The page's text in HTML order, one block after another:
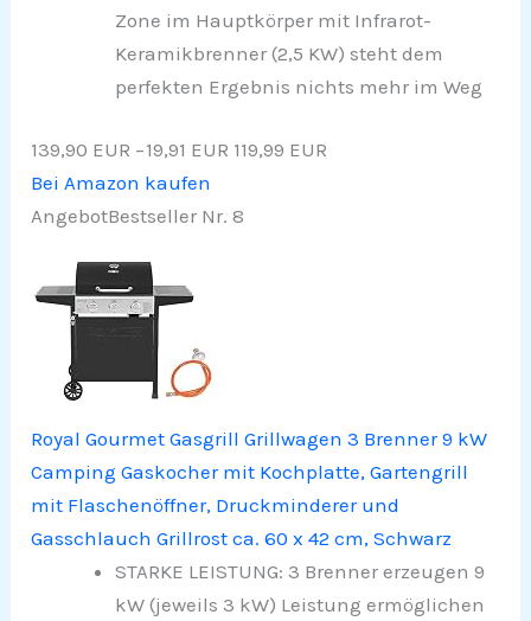
Zone im Hauptkörper mit Infrarot-
Keramikbrenner (2,5 KW) steht dem
perfekten Ergebnis nichts mehr im Weg
139,90 EUR −19,91 EUR 119,99 EUR
Bei Amazon kaufen
AngebotBestseller Nr. 8
Royal Gourmet Gasgrill Grillwagen 3 Brenner 9 kW
Camping Gaskocher mit Kochplatte, Gartengrill
mit Flaschenöffner, Druckminderer und
Gasschlauch Grillrost ca. 60 x 42 cm, Schwarz
STARKE LEISTUNG: 3 Brenner erzeugen 9
kW (jeweils 3 kW) Leistung ermöglichen